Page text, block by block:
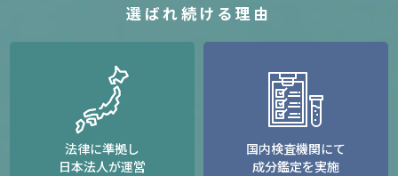
選ばれ続ける理由
法律に準拠し
日本法人が運営
国内検査機関にて
成分鑑定を実施